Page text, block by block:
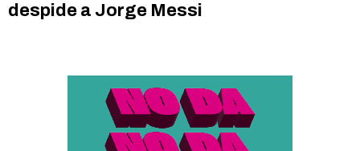
despide a Jorge Messi